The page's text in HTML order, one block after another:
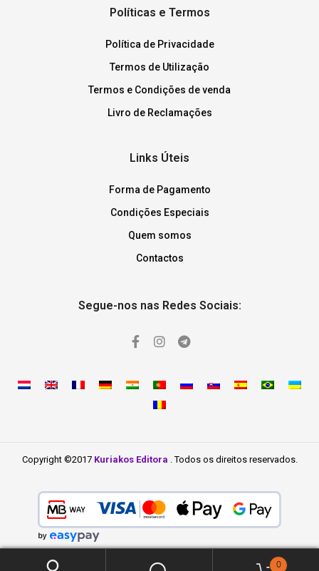
Políticas e Termos
Política de Privacidade
Termos de Utilização
Termos e Condições de venda
Livro de Reclamações
Links Úteis
Forma de Pagamento
Condições Especiais
Quem somos
Contactos
Segue-nos nas Redes Sociais:
Copyright ©2017 Kuriakos Editora . Todos os direitos reservados.
0